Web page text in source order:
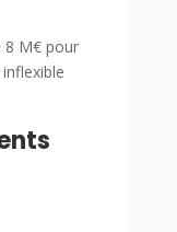
8 M€ pour